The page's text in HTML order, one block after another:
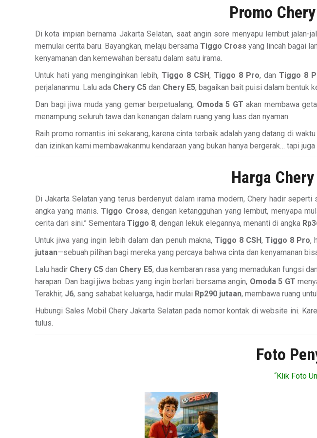
Promo
Di kota impian bernama Jakarta Selatan, saat angin sore menyapu lembut
memulai cerita baru. Bayangkan, melaju bersamaTiggo Cross yang lincah bagai
kenyamanan dan kemewahan bersatu dalam satu irama.
Untuk hati yang menginginkan lebih, Tiggo 8 CSH, Tiggo 8 Pro, dan Tiggo 8
perjalananmu. Lalu ada Chery C5 dan Chery E5, bagaikan bait puisi dalam bentuk
Dan bagi jiwa muda yang gemar berpetualang, Omoda 5 GT akan membawa
menampung seluruh tawa dan kenangan dalam ruang yang luas dan nyaman.
Raih promo romantis ini sekarang, karena cinta terbaik adalah yang datang di
dan izinkan kami membawakanmu kendaraan yang bukan hanya bergerak… tapi
Harga
Di Jakarta Selatan yang terus berdenyut dalam irama modern, Chery hadir
angka yang manis.Tiggo Cross, dengan ketangguhan yang lembut, menyapa
cerita dari sini.” Sementara Tiggo 8, dengan lekuk elegannya, menanti di angka
Untuk jiwa yang ingin lebih dalam dan penuh makna, Tiggo 8 CSH, Tiggo 8 Pro,
jutaan—sebuah pilihan bagi mereka yang percaya bahwa cinta dan kenyamanan
Lalu hadir Chery C5 dan Chery E5, dua kembaran rasa yang memadukan fungsi
harapan. Dan bagi jiwa bebas yang ingin berlari bersama angin, Omoda 5 GT
Terakhir, J6, sang sahabat keluarga, hadir mulai Rp290 jutaan, membawa ruang
Hubungi Sales Mobil Chery Jakarta Selatan pada nomor kontak di website ini.
tulus.
Foto
“Klik Foto